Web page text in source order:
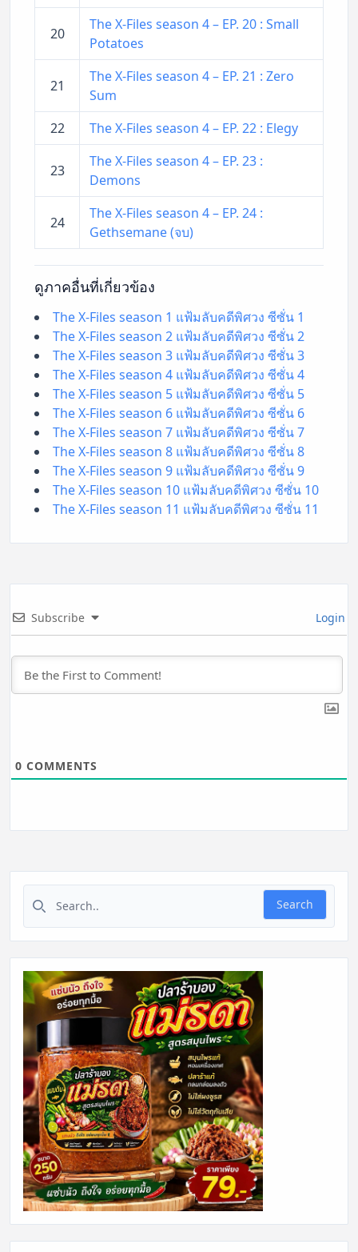
20
The X-Files season 4 – EP. 20 : Small
Potatoes
21
The X-Files season 4 – EP. 21 : Zero
Sum
22
The X-Files season 4 – EP. 22 : Elegy
23
The X-Files season 4 – EP. 23 :
Demons
24
The X-Files season 4 – EP. 24 :
Gethsemane (จบ)
ดูภาคอื่นที่เกี่ยวข้อง
The X-Files season 1 แฟ้มลับคดีพิศวง ซีซั่น 1
The X-Files season 2 แฟ้มลับคดีพิศวง ซีซั่น 2
The X-Files season 3 แฟ้มลับคดีพิศวง ซีซั่น 3
The X-Files season 4 แฟ้มลับคดีพิศวง ซีซั่น 4
The X-Files season 5 แฟ้มลับคดีพิศวง ซีซั่น 5
The X-Files season 6 แฟ้มลับคดีพิศวง ซีซั่น 6
The X-Files season 7 แฟ้มลับคดีพิศวง ซีซั่น 7
The X-Files season 8 แฟ้มลับคดีพิศวง ซีซั่น 8
The X-Files season 9 แฟ้มลับคดีพิศวง ซีซั่น 9
The X-Files season 10 แฟ้มลับคดีพิศวง ซีซั่น 10
The X-Files season 11 แฟ้มลับคดีพิศวง ซีซั่น 11
Subscribe Login
0 COMMENTS
Search for:
Search